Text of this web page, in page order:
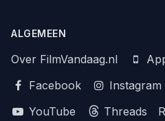
ALGEMEEN
Over FilmVandaag.nl
Facebook
Instagram
YouTube
Threads